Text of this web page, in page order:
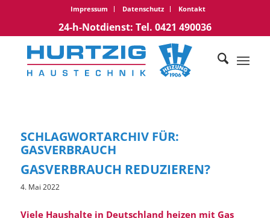
Impressum Datenschutz Kontakt
24-h-Notdienst: Tel. 0421 490036
SCHLAGWORTARCHIV FÜR:
GASVERBRAUCH
GASVERBRAUCH REDUZIEREN?
4. Mai 2022
Viele Haushalte in Deutschland heizen mit Gas